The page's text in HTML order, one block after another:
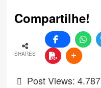
Compartilhe!
SHARES
Post Views: 4.787